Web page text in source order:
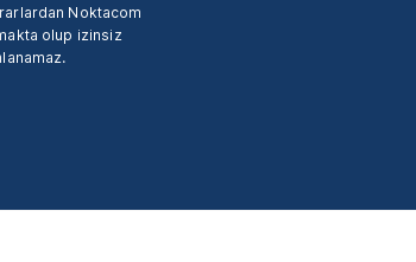
Noktacom
olup izinsiz